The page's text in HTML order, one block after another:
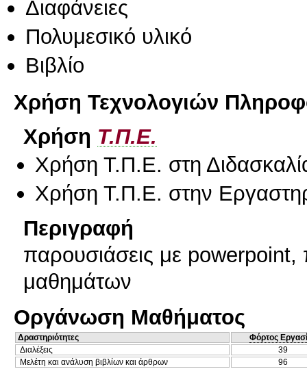
Διαφάνειες
Πολυμεσικό υλικό
Βιβλίο
Χρήση Τεχνολογιών
Χρήση Τ.Π.Ε.
Χρήση Τ.Π.Ε. στη
Χρήση Τ.Π.Ε. στην
Περιγραφή
παρουσιάσεις με
μαθημάτων
Οργάνωση Μαθήματος
Δραστηριότητες
Φόρτος
Διαλέξεις
39
Μελέτη και ανάλυση βιβλίων και άρθρων
96